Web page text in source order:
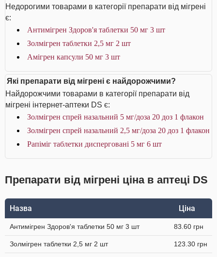
Недорогими товарами в категорії препарати від мігрені
є:
Антимігрен Здоров'я таблетки 50 мг 3 шт
Золмігрен таблетки 2,5 мг 2 шт
Амігрен капсули 50 мг 3 шт
Які препарати від мігрені є найдорожчими?
Найдорожчими товарами в категорії препарати від
мігрені інтернет-аптеки DS є:
Золмігрен спрей назальний 5 мг/доза 20 доз 1 флакон
Золмігрен спрей назальний 2,5 мг/доза 20 доз 1 флакон
Рапіміг таблетки дисперговані 5 мг 6 шт
Препарати від мігрені ціна в аптеці DS
Назва Ціна
Антимігрен Здоров'я таблетки 50 мг 3 шт 83.60 грн
Золмігрен таблетки 2,5 мг 2 шт 123.30 грн